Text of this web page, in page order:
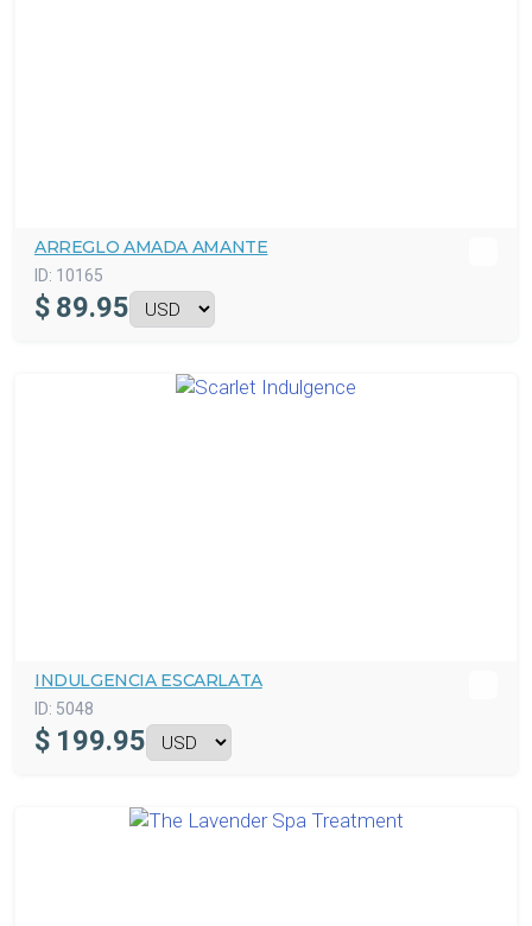
ARREGLO AMADA AMANTE
ID: 10165
$ 89.95
INDULGENCIA ESCARLATA
ID: 5048
$ 199.95